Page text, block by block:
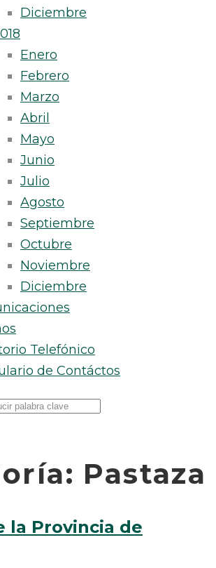
Diciembre
Enero
Febrero
Marzo
Abril
Mayo
Junio
Julio
Agosto
Septiembre
Octubre
Noviembre
Diciembre
Telefónico
de Contáctos
Pastaza
la Provincia de